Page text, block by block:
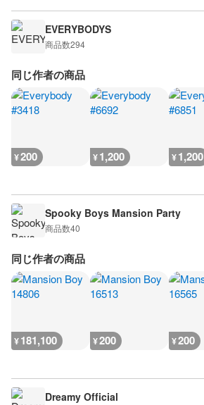
EVERYBODYS
商品数294
同じ作者の商品
¥200 ¥1,200 ¥1,200
Spooky Boys Mansion Party
商品数40
同じ作者の商品
¥181,100 ¥200 ¥200
Dreamy Official